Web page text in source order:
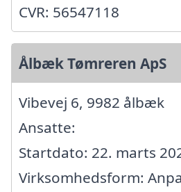
CVR: 56547118
Ålbæk Tømreren ApS
Vibevej 6, 9982 ålbæk
Ansatte:
Startdato: 22. marts
Virksomhedsform: